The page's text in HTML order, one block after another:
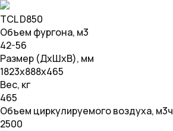
TCL D850
Объем фургона, м3
42-56
Размер (ДхШхВ), мм
1823х888х465
Вес, кг
465
Объем циркулируемого воздуха, м3ч
2500